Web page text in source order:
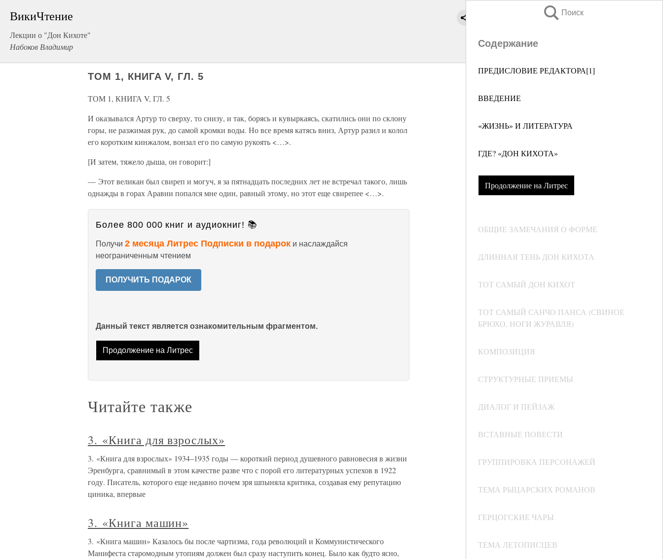
ВикиЧтение
Лекции о "Дон Кихоте"
Набоков Владимир
Поиск
Содержание
ПРЕДИСЛОВИЕ РЕДАКТОРА[1]
ВВЕДЕНИЕ
«ЖИЗНЬ» И ЛИТЕРАТУРА
ГДЕ? «ДОН КИХОТА»
Продолжение на Литрес
ОБЩИЕ ЗАМЕЧАНИЯ О ФОРМЕ
ДЛИННАЯ ТЕНЬ ДОН КИХОТА
ТОТ САМЫЙ ДОН КИХОТ
ТОТ САМЫЙ САНЧО ПАНСА (СВИНОЕ
БРЮХО, НОГИ ЖУРАВЛЯ)
КОМПОЗИЦИЯ
СТРУКТУРНЫЕ ПРИЕМЫ
ДИАЛОГ И ПЕЙЗАЖ
ВСТАВНЫЕ ПОВЕСТИ
ГРУППИРОВКА ПЕРСОНАЖЕЙ
ТЕМА РЫЦАРСКИХ РОМАНОВ
ГЕРЦОГСКИЕ ЧАРЫ
ТЕМА ЛЕТОПИСЦЕВ
ТОМ 1, КНИГА V, ГЛ. 5
ТОМ 1, КНИГА V, ГЛ. 5
И оказывался Артур то сверху, то снизу, и так, борясь и кувыркаясь, скатились они по склону
горы, не разжимая рук, до самой кромки воды. Но все время катясь вниз, Артур разил и колол
его коротким кинжалом, вонзал его по самую рукоять <…>.
[И затем, тяжело дыша, он говорит:]
— Этот великан был свиреп и могуч, я за пятнадцать последних лет не встречал такого, лишь
однажды в горах Аравии попался мне один, равный этому, но этот еще свирепее <…>.
Более 800 000 книг и аудиокниг! 📚
Получи 2 месяца Литрес Подписки в подарок и наслаждайся
неограниченным чтением
ПОЛУЧИТЬ ПОДАРОК
Данный текст является ознакомительным фрагментом.
Продолжение на Литрес
Читайте также
3. «Книга для взрослых»
3. «Книга для взрослых» 1934–1935 годы — короткий период душевного равновесия в жизни
Эренбурга, сравнимый в этом качестве разве что с порой его литературных успехов в 1922
году. Писатель, которого еще недавно почем зря шпыняла критика, создавая ему репутацию
циника, впервые
3. «Книга машин»
3. «Книга машин» Казалось бы после чартизма, года революций и Коммунистического
Манифеста старомодным утопиям должен был сразу наступить конец. Было как будто ясно,